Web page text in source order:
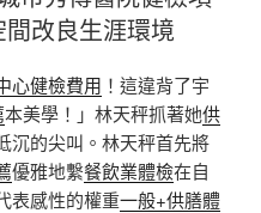
改良生涯環境
心健檢費用 ！這違背了宇
本美學！」林天秤抓著她供
沉的尖叫。林天秤首先將
優雅地繫餐飲業體檢在自
表感性的權重一般+供膳體